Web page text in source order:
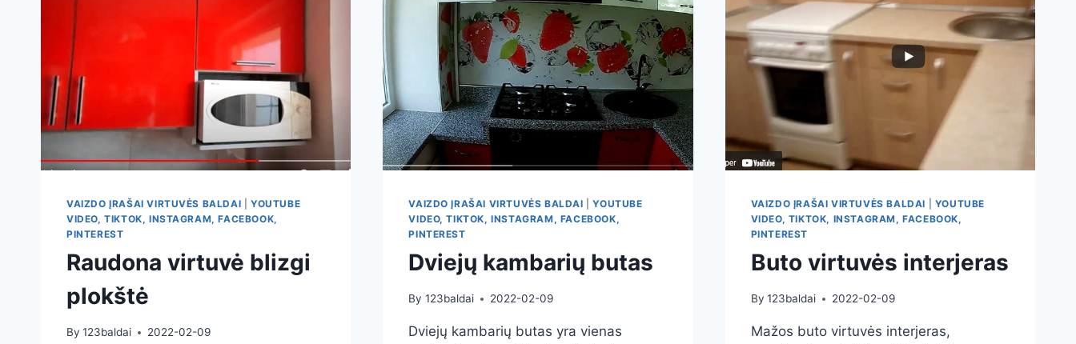
VAIZDO ĮRAŠAI VIRTUVĖS BALDAI |YOUTUBE
VIDEO, TIKTOK, INSTAGRAM, FACEBOOK,
PINTEREST
Raudona virtuvė blizgi
plokštė
By 123baldai 2022-02-09
VAIZDO ĮRAŠAI VIRTUVĖS BALDAI |YOUTUBE
VIDEO, TIKTOK, INSTAGRAM, FACEBOOK,
PINTEREST
Dviejų kambarių butas
By 123baldai 2022-02-09
Dviejų kambarių butas yra vienas
VAIZDO ĮRAŠAI VIRTUVĖS BALDAI
YOUTUBE
VIDEO, TIKTOK, INSTAGRAM, FACEBOOK,
PINTEREST
Buto virtuvės interjeras
By 123baldai 2022-02-09
Mažos buto virtuvės interjeras,